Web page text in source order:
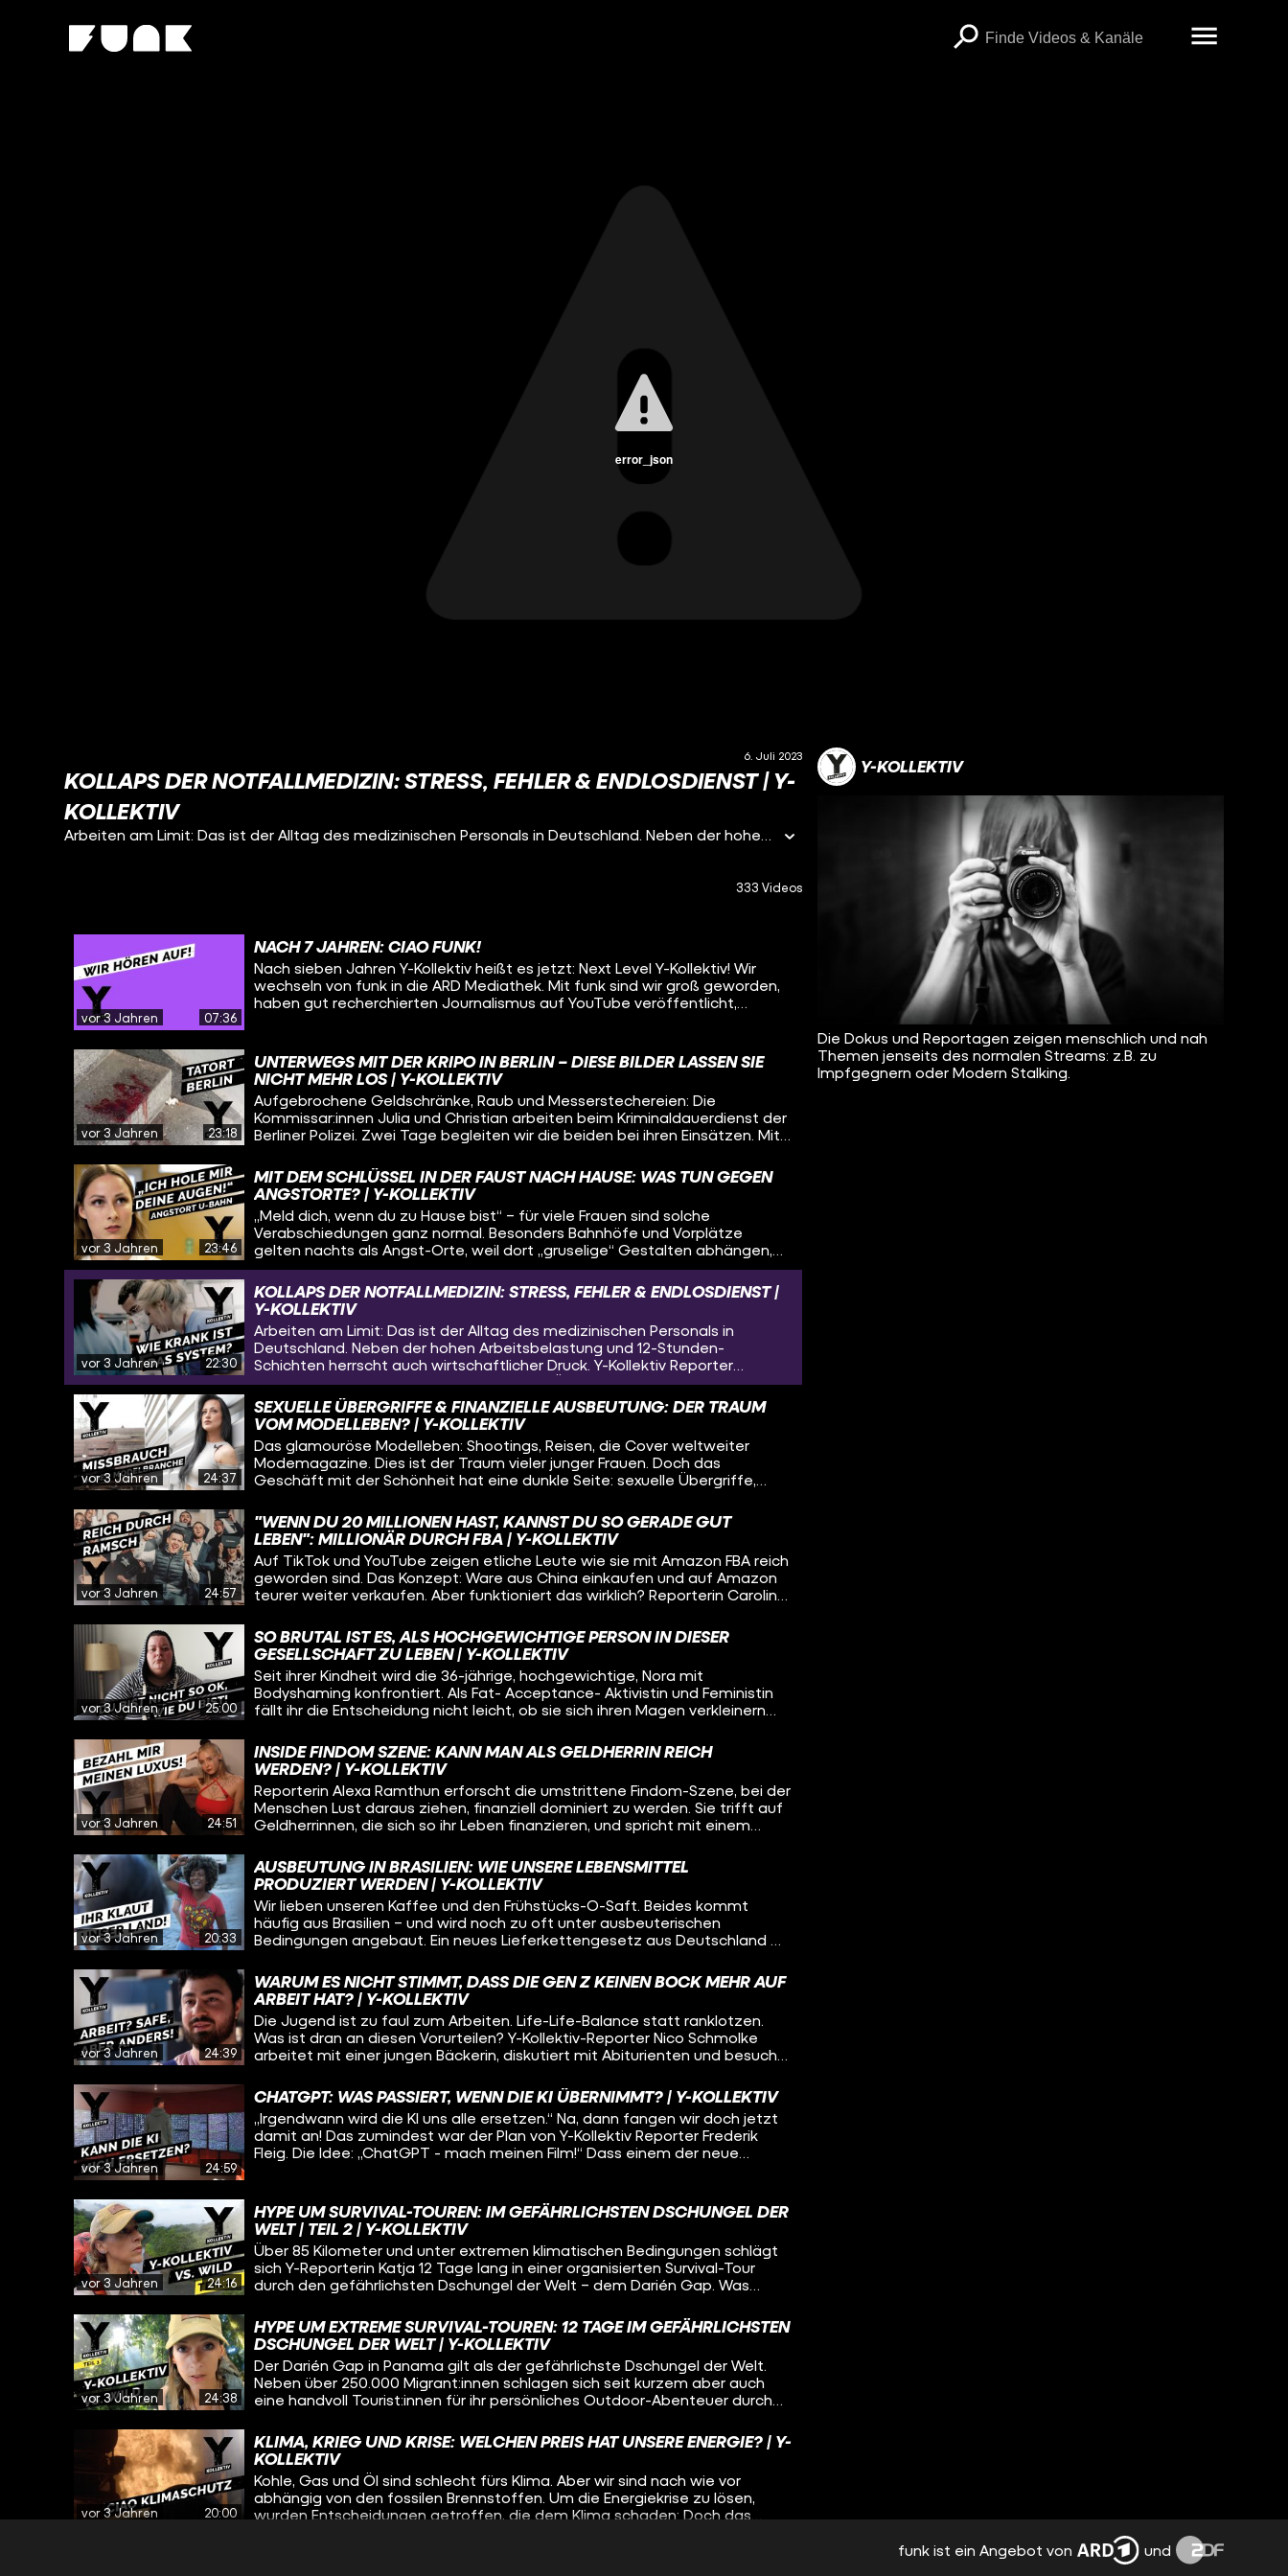
error_json
Y-KOLLEKTIV
Die Dokus und Reportagen zeigen menschlich und nah
Themen jenseits des normalen Streams: z.B. zu
Impfgegnern oder Modern Stalking.
6. Juli 2023
KOLLAPS DER NOTFALLMEDIZIN: STRESS, FEHLER & ENDLOSDIENST | Y-
KOLLEKTIV
Arbeiten am Limit: Das ist der Alltag des medizinischen Personals in Deutschland. Neben der hohen Arbeitsbelastung und 12-Stunden-Schichten herrscht auch wirtschaftlicher Druck. Y-Kollektiv Reporter Johannes Musial begleitet den Alltag von Ärzt:innen und Notfallsanitäter:innen: Was sind die Herausforderungen im Arbeitsablauf? Und was gibt dem medizinischen Personal die Motivation weiterzumachen?
333 Videos
vor 3 Jahren 07:36
NACH 7 JAHREN: CIAO FUNK!
Nach sieben Jahren Y-Kollektiv heißt es jetzt: Next Level Y-Kollektiv! Wir
wechseln von funk in die ARD Mediathek. Mit funk sind wir groß geworden,
haben gut recherchierten Journalismus auf YouTube veröffentlicht,
Creator:innen. Es wird sich nichts daran ändern, wie wir unsere Reportagen
machen. Es ändert sich einfach nur der Ort, an dem ihr sie finden könnt: Ab
sofort findet ihr uns primär in der ARD Mediathek. Unsere größeren
Recherchen gibt’s in ihrer vollen Länge ab sofort nur noch da. Und zwar
alles montags.
vor 3 Jahren 23:18
UNTERWEGS MIT DER KRIPO IN BERLIN – DIESE BILDER LASSEN SIE
NICHT MEHR LOS | Y-KOLLEKTIV
Aufgebrochene Geldschränke, Raub und Messerstechereien: Die
Kommissar:innen Julia und Christian arbeiten beim Kriminaldauerdienst der
Berliner Polizei. Zwei Tage begleiten wir die beiden bei ihren Einsätzen. Mit
erfahren, wie die beiden damit umgehen, jeden Tag mit schweren
Straftaten und schwierigen Schicksalen konfrontiert zu sein.
vor 3 Jahren 23:46
MIT DEM SCHLÜSSEL IN DER FAUST NACH HAUSE: WAS TUN GEGEN
ANGSTORTE? | Y-KOLLEKTIV
„Meld dich, wenn du zu Hause bist“ – für viele Frauen sind solche
Verabschiedungen ganz normal. Besonders Bahnhöfe und Vorplätze
gelten nachts als Angst-Orte, weil dort „gruselige“ Gestalten abhängen,
es überall dunkle Ecken und unbeleuchtete Gassen gibt. Woher kommt
diese Angst im öffentlichen Raum und was können wir gegen sie tun?
vor 3 Jahren 22:30
KOLLAPS DER NOTFALLMEDIZIN: STRESS, FEHLER & ENDLOSDIENST |
Y-KOLLEKTIV
Arbeiten am Limit: Das ist der Alltag des medizinischen Personals in
Deutschland. Neben der hohen Arbeitsbelastung und 12-Stunden-
Schichten herrscht auch wirtschaftlicher Druck. Y-Kollektiv Reporter
Johannes Musial begleitet den Alltag von Ärzt:innen und
Notfallsanitäter:innen: Was sind die Herausforderungen im Arbeitsablauf?
Und was gibt dem medizinischen Personal die Motivation
weiterzumachen?
vor 3 Jahren 24:37
SEXUELLE ÜBERGRIFFE & FINANZIELLE AUSBEUTUNG: DER TRAUM
VOM MODELLEBEN? | Y-KOLLEKTIV
Das glamouröse Modelleben: Shootings, Reisen, die Cover weltweiter
Modemagazine. Dies ist der Traum vieler junger Frauen. Doch das
Geschäft mit der Schönheit hat eine dunkle Seite: sexuelle Übergriffe,
Machtmissbrauch. Nur wenige aktive Models, Agent:Innen oder
Fotograf:Innen trauen sich darüber zu sprechen. Reporterin Anne Thiele
möchte diese Missstände aufdecken und spricht mit betroffenen Models,
die sexuelle Übergriffe und Belästigung erlebt haben. Denn gerade am
Anfang der Karriere nutzen unseriöse Fotograf:Innen und Agenturen die
Unwissenheit ihrer jungen Klient:Innen mit dubiosen Shootings und hohen
Druck, Übergriffe, aber auch Gegenwehr beleuchten wir in der neuen Y-
Reportage.
vor 3 Jahren 24:57
"WENN DU 20 MILLIONEN HAST, KANNST DU SO GERADE GUT
LEBEN": MILLIONÄR DURCH FBA | Y-KOLLEKTIV
Auf TikTok und YouTube zeigen etliche Leute wie sie mit Amazon FBA reich
geworden sind. Das Konzept: Ware aus China einkaufen und auf Amazon
teurer weiter verkaufen. Aber funktioniert das wirklich? Reporterin Carolin
teuer Coachings an und verdient sein Geld vor allem damit anderen FBA
beizubringen. Und Frank hat mit FBA viel Geld verloren - was ist also dran
am Traum vom großen Geld mit Amazon FBA?
vor 3 Jahren 25:00
SO BRUTAL IST ES, ALS HOCHGEWICHTIGE PERSON IN DIESER
GESELLSCHAFT ZU LEBEN | Y-KOLLEKTIV
Seit ihrer Kindheit wird die 36-jährige, hochgewichtige, Nora mit
Bodyshaming konfrontiert. Als Fat- Acceptance- Aktivistin und Feministin
fällt ihr die Entscheidung nicht leicht, ob sie sich ihren Magen verkleinern
entsprechen? Über zwei Jahre hinweg begleitet Reporterin Lena Elfers sie
auf ihrem Weg der Entscheidungsfindung. Dabei gewährt Nora einen sehr
intimen Einblick, was jahrelange Stigmatisierungen mit einer Seele
anrichten können. Außerdem spricht sie mit Experte Friedrich Schorb, einem
deutschen Forscher der Fatness Studies, der diese Erfahrungen aus
professioneller Sicht einordnet.
vor 3 Jahren 24:51
INSIDE FINDOM SZENE: KANN MAN ALS GELDHERRIN REICH
WERDEN? | Y-KOLLEKTIV
Reporterin Alexa Ramthun erforscht die umstrittene Findom-Szene, bei der
Menschen Lust daraus ziehen, finanziell dominiert zu werden. Sie trifft auf
Geldherrinnen, die sich so ihr Leben finanzieren, und spricht mit einem
man so reich werden?
vor 3 Jahren 20:33
AUSBEUTUNG IN BRASILIEN: WIE UNSERE LEBENSMITTEL
PRODUZIERT WERDEN | Y-KOLLEKTIV
Wir lieben unseren Kaffee und den Frühstücks-O-Saft. Beides kommt
häufig aus Brasilien – und wird noch zu oft unter ausbeuterischen
Bedingungen angebaut. Ein neues Lieferkettengesetz aus Deutschland will
Unternehmen keine Menschenrechtsverstöße passieren. Reporterin Olivia
hat sich die Situation vor Ort genauer angeschaut. Wird das Gesetz
wirklich etwas ändern?
vor 3 Jahren 24:39
WARUM ES NICHT STIMMT, DASS DIE GEN Z KEINEN BOCK MEHR AUF
ARBEIT HAT? | Y-KOLLEKTIV
Die Jugend ist zu faul zum Arbeiten. Life-Life-Balance statt ranklotzen.
Was ist dran an diesen Vorurteilen? Y-Kollektiv-Reporter Nico Schmolke
arbeitet mit einer jungen Bäckerin, diskutiert mit Abiturienten und besucht
machen wir dann wieder die Jobs, auf die keiner mehr Bock hat?
vor 3 Jahren 24:59
CHATGPT: WAS PASSIERT, WENN DIE KI ÜBERNIMMT? | Y-KOLLEKTIV
„Irgendwann wird die KI uns alle ersetzen.“ Na, dann fangen wir doch jetzt
damit an! Das zumindest war der Plan von Y-Kollektiv Reporter Frederik
Fleig. Die Idee: „ChatGPT - mach meinen Film!“ Dass einem der neue
Monaten Recherche aber auch, dass diese neue Technik unsere Welt auch
vor große Probleme stellen könnte.
vor 3 Jahren 24:16
HYPE UM SURVIVAL-TOUREN: IM GEFÄHRLICHSTEN DSCHUNGEL DER
WELT | TEIL 2 | Y-KOLLEKTIV
Über 85 Kilometer und unter extremen klimatischen Bedingungen schlägt
sich Y-Reporterin Katja 12 Tage lang in einer organisierten Survival-Tour
durch den gefährlichsten Dschungel der Welt – dem Darién Gap. Was
Einfluss haben die Tourist:innen auf den Dschungel?
vor 3 Jahren 24:38
HYPE UM EXTREME SURVIVAL-TOUREN: 12 TAGE IM GEFÄHRLICHSTEN
DSCHUNGEL DER WELT | Y-KOLLEKTIV
Der Darién Gap in Panama gilt als der gefährlichste Dschungel der Welt.
Neben über 250.000 Migrant:innen schlagen sich seit kurzem aber auch
eine handvoll Tourist:innen für ihr persönliches Outdoor-Abenteuer durch
fragt sich: Was treibt Menschen dazu an, freiwillig das eigene Leben zu
riskieren und dafür mehr als 3500 Euro Teilnahmegebühr zu bezahlen?
vor 3 Jahren 20:00
KLIMA, KRIEG UND KRISE: WELCHEN PREIS HAT UNSERE ENERGIE? | Y-
KOLLEKTIV
Kohle, Gas und Öl sind schlecht fürs Klima. Aber wir sind nach wie vor
abhängig von den fossilen Brennstoffen. Um die Energiekrise zu lösen,
wurden Entscheidungen getroffen, die dem Klima schaden: Doch das
funk ist ein Angebot von und